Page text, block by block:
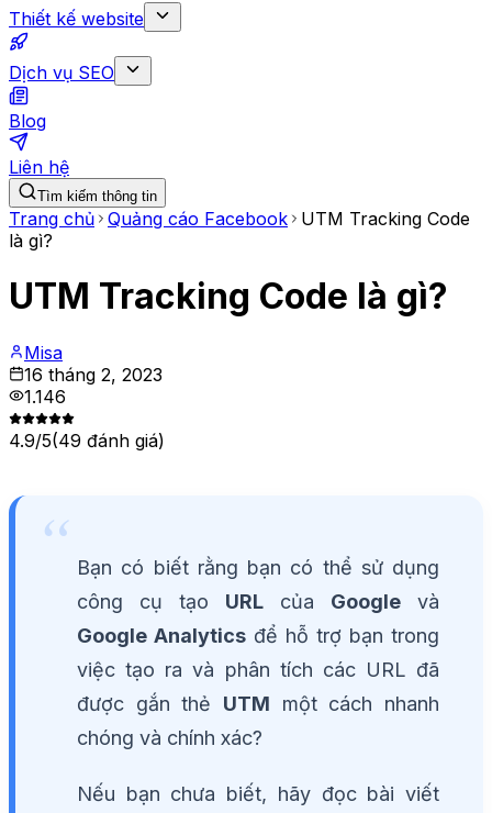
Thiết kế website
Dịch vụ SEO
Blog
Liên hệ
Tìm kiếm thông tin
Trang chủ Quảng cáo Facebook
UTM Tracking Code
là gì?
UTM Tracking Code là gì?
Misa
16 tháng 2, 2023
1.146
4.9/5(49 đánh giá)
Bạn có biết rằng bạn có thể sử dụng
công cụ tạo URL của Google và
Google Analytics để hỗ trợ bạn trong
việc tạo ra và phân tích các URL đã
được gắn thẻ UTM một cách nhanh
chóng và chính xác?
Nếu bạn chưa biết, hãy đọc bài viết